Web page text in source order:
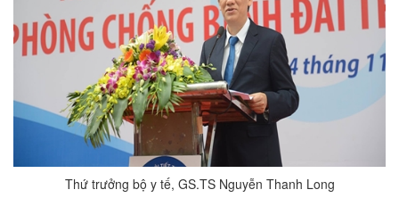
Thứ trưởng bộ y tế, GS.TS Nguyễn Thanh Long